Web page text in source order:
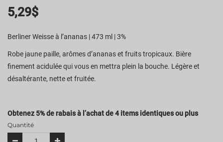
5,29$
Berliner Weisse à l’ananas | 473 ml | 3%
Robe jaune paille, arômes d’ananas et fruits tropicaux. Bière
finement acidulée qui vous en mettra plein la bouche. Légère et
désaltérante, nette et fruitée.
Obtenez 5% de rabais à l’achat de 4 items identiques ou plus
Quantité